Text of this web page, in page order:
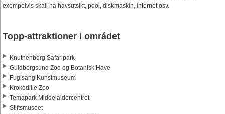
exempelvis skall ha havsutsikt, pool, diskmaskin, internet osv.
Topp-attraktioner i området
Knuthenborg Safaripark
Guldborgsund Zoo og Botanisk Have
Fuglsang Kunstmuseum
Krokodille Zoo
Temapark Middelaldercentret
Stiftsmuseet